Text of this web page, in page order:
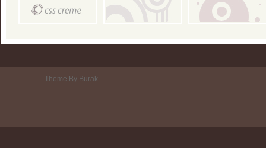
Theme By Burak